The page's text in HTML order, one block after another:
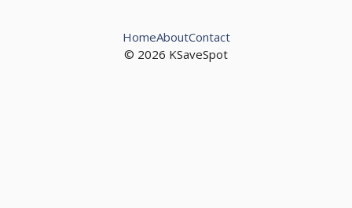
© 2026 KSaveSpot
HomeAboutContact